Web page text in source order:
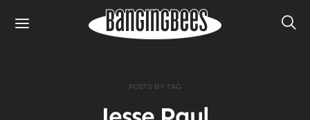
POSTS BY TAG